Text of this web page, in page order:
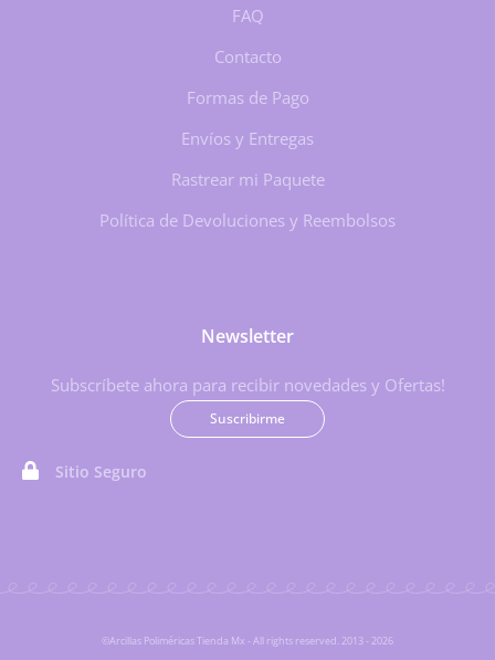
FAQ
Contacto
Formas de Pago
Envíos y Entregas
Rastrear mi Paquete
Política de Devoluciones y Reembolsos
Newsletter
Subscríbete ahora para recibir novedades y Ofertas!
Suscribirme
Sitio Seguro
©Arcillas Poliméricas Tienda Mx - All rights reserved. 2013 - 2026